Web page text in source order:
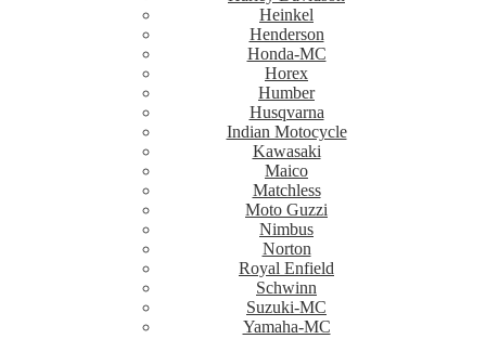
Heinkel
Henderson
Honda-MC
Horex
Humber
Husqvarna
Indian Motocycle
Kawasaki
Maico
Matchless
Moto Guzzi
Nimbus
Norton
Royal Enfield
Schwinn
Suzuki-MC
Yamaha-MC